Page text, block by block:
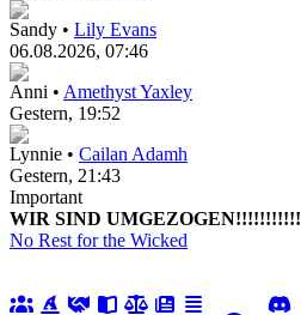
Sandy • Lily Evans
06.08.2026, 07:46
Anni • Amethyst Yaxley
Gestern, 19:52
Lynnie • Cailan Adamh
Gestern, 21:43
Important
WIR SIND UMGEZOGEN!!!!!!!!!!!
No Rest for the Wicked